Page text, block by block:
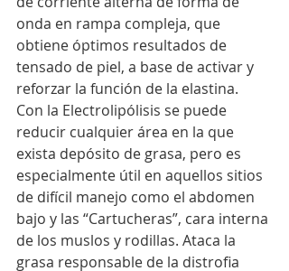
onda en rampa compleja, que
obtiene óptimos resultados de
tensado de piel, a base de activar y
reforzar la función de la elastina.
Con la Electrolipólisis se puede
reducir cualquier área en la que
exista depósito de grasa, pero es
especialmente útil en aquellos sitios
de difícil manejo como el abdomen
bajo y las “Cartucheras”, cara interna
de los muslos y rodillas. Ataca la
grasa responsable de la distrofia